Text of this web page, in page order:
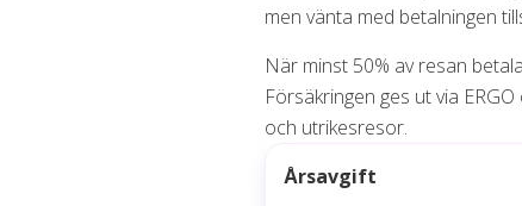
men vänta med betalningen
När minst 50% av resan
Försäkringen ges ut via
och utrikesresor.
Årsavgift